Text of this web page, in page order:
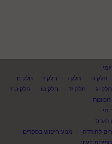
חלק ה חלק ו חלק ז
חלק ח
חלק יג חלק יד חלק טו
חלק ט"ז
חי
תע"ס
להורדה
מנוע חיפוש בספרים
בעיון